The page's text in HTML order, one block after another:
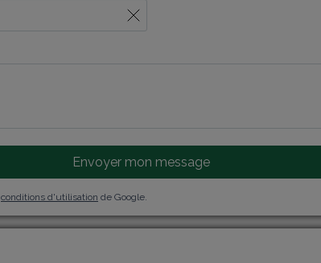
Envoyer mon message
conditions d'utilisation de Google.